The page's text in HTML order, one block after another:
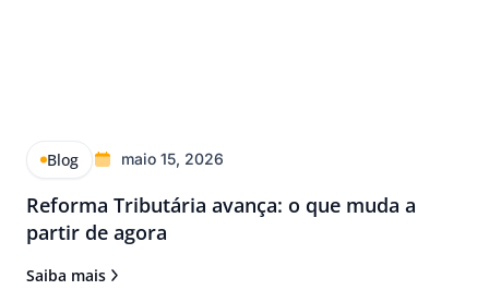
Blog maio 15, 2026
Reforma Tributária avança: o que muda a
partir de agora
Saiba mais